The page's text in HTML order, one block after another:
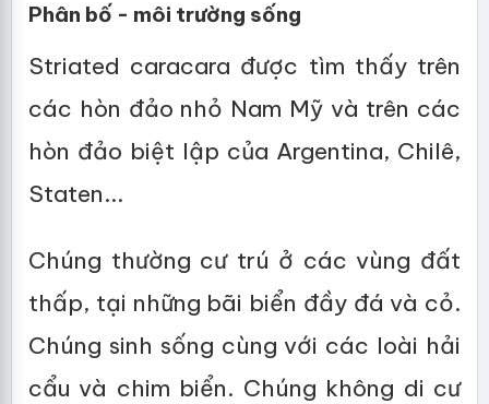
Phân bố - môi trường sống
Striated caracara được tìm thấy trên
các hòn đảo nhỏ Nam Mỹ và trên các
hòn đảo biệt lập của Argentina, Chilê,
Staten...
Chúng thường cư trú ở các vùng đất
thấp, tại những bãi biển đầy đá và cỏ.
Chúng sinh sống cùng với các loài hải
cẩu và chim biển. Chúng không di cư